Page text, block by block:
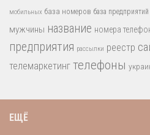
мобильных база номеров база предприятий
мужчины название номера
предприятия рассылки реестр
телемаркетинг телефоны
ЕЩЁ